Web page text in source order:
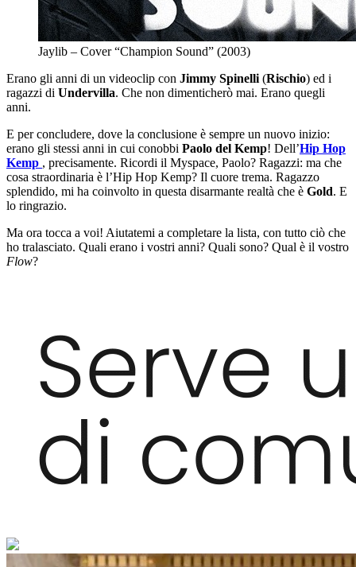
Jaylib – Cover “Champion Sound” (2003)
Erano gli anni di un videoclip con Jimmy Spinelli (Rischio) ed i
ragazzi di Undervilla. Che non dimenticherò mai. Erano quegli
anni.
E per concludere, dove la conclusione è sempre un nuovo inizio:
erano gli stessi anni in cui conobbi Paolo del Kemp! Dell’Hip Hop
Kemp , precisamente. Ricordi il Myspace, Paolo? Ragazzi: ma che
cosa straordinaria è l’Hip Hop Kemp? Il cuore trema. Ragazzo
splendido, mi ha coinvolto in questa disarmante realtà che è Gold. E
lo ringrazio.
Ma ora tocca a voi! Aiutatemi a completare la lista, con tutto ciò che
ho tralasciato. Quali erano i vostri anni? Quali sono? Qual è il vostro
Flow?